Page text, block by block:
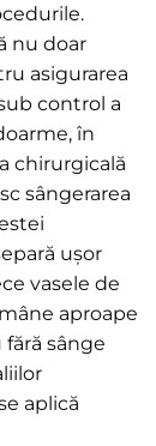
nu doar
asigurarea
control a
în
chirurgicală
sângerarea
ușor
vasele de
aproape
sânge
aplică